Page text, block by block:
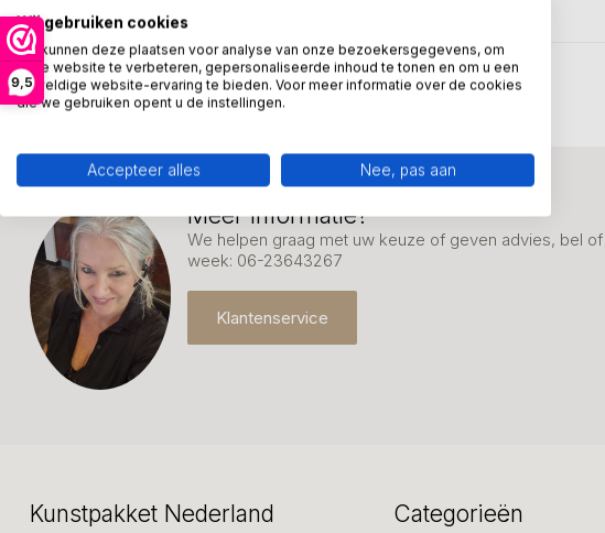
9,5
Meer informatie?
We helpen graag met uw keuze of geven advies, bel
week: 06-23643267
Klantenservice
Kunstpakket Nederland Categorieën
Wij gebruiken cookies
We kunnen deze plaatsen voor analyse van onze bezoekersgegevens, om
onze website te verbeteren, gepersonaliseerde inhoud te tonen en om u een
geweldige website-ervaring te bieden. Voor meer informatie over de cookies
die we gebruiken opent u de instellingen.
Accepteer alles Nee, pas aan